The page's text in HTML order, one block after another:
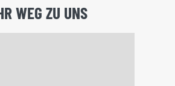
WEG ZU UNS